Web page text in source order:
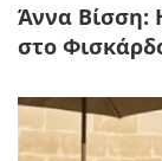
Άννα Βίσση:
στο